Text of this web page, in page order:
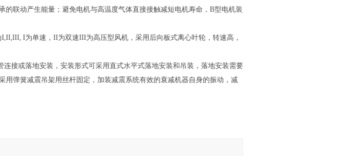
联动产生能量；避免电机与高温度气体直接接触减短电机寿命，B型电机装
I为单速，II为双速III为高压型风机，采用后向板式离心叶轮，转速高，
接或落地安装，安装形式可采用直式水平式落地安装和吊装，落地安装需要
用弹簧减震吊架用丝杆固定，加装减震系统有效的衰减机器自身的振动，减